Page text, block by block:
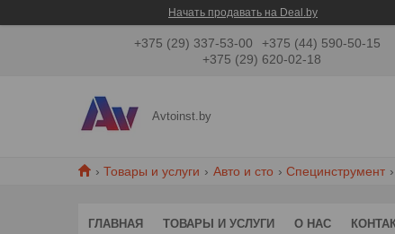
Начать продавать на Deal.by
+375 (29) 337-53-00
+375 (44) 590-50-15
+375 (29) 620-02-18
Avtoinst.by
Товары и услуги Авто и сто Специнструмент
ГЛАВНАЯ ТОВАРЫ И УСЛУГИ О НАС